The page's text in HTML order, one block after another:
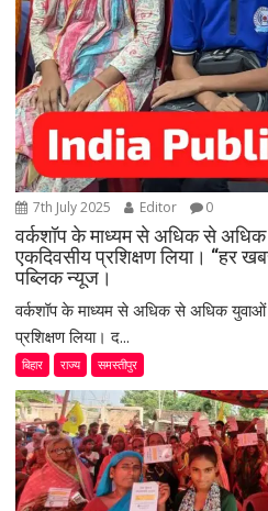
7th July 2025 Editor 0
वर्कशॉप के माध्यम से अधिक से
एकदिवसीय प्रशिक्षण लिया। “हर
पब्लिक न्यूज।
वर्कशॉप के माध्यम से अधिक से अधिक
प्रशिक्षण लिया। द...
बिहार राज्य समस्तीपुर